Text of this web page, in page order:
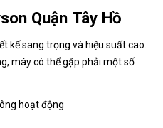
Quận Tây Hồ
kế sang trọng và hiệu suất cao.
máy có thể gặp phải một số
hoạt động